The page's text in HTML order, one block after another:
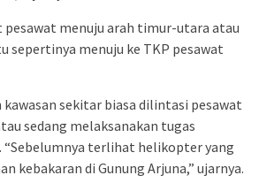
pesawat menuju arah timur-utara atau
sepertinya menuju ke TKP pesawat
kawasan sekitar biasa dilintasi pesawat
sedang melaksanakan tugas
“Sebelumnya terlihat helikopter yang
kebakaran di Gunung Arjuna,” ujarnya.